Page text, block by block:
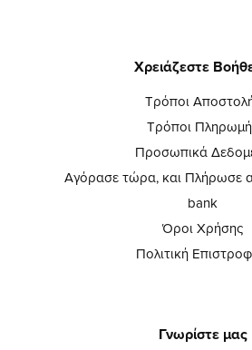
Χρειάζεστε
Τρόποι
Τρόποι
Προσωπικά
Αγόρασε τώρα, και Πλήρωσε
bank
Όροι Χρήσης
Πολιτική
Γνωρίστε μας